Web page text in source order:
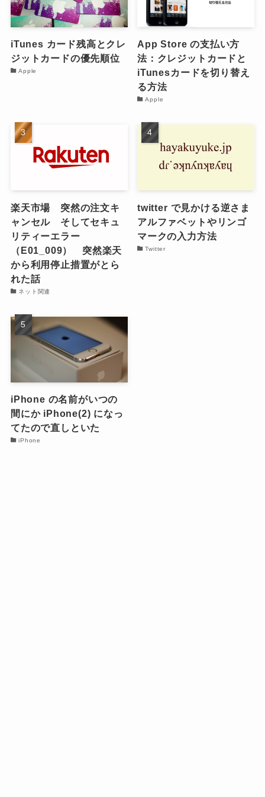
iTunes カード残高とクレ
ジットカードの優先順位
Apple
App Store の支払い方
法：クレジットカードと
iTunesカードを切り替え
る方法
Apple
楽天市場 突然の注文キ
ャンセル そしてセキュ
リティーエラー
（E01_009） 突然楽天
から利用停止措置がとら
れた話
ネット関連
twitter で見かける逆さま
アルファベットやリンゴ
マークの入力方法
Twitter
iPhone の名前がいつの
間にか iPhone(2) になっ
てたので直しといた
iPhone